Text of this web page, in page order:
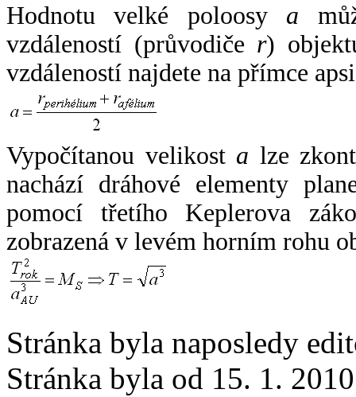
Hodnotu velké poloosy a
vzdáleností (průvodiče r)
vzdáleností najdete na přímce
Vypočítanou velikost a lze
nachází dráhové elementy
pomocí třetího Keplerova
zobrazená v levém horním rohu
Stránka byla naposledy
Stránka byla od 15. 1.